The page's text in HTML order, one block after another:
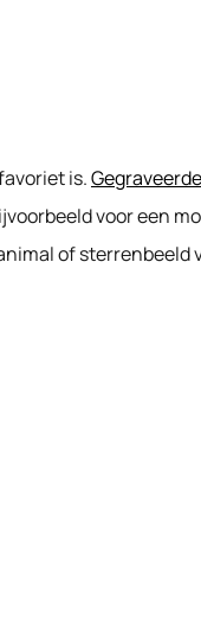
is.
voor een
of sterrenbeeld